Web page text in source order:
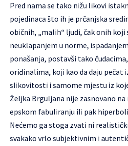
Pred nama se tako nižu likovi
pojedinaca što ih je prčanjska
običnih, „malih“ ljudi, čak onih
neuklapanjem u norme,
ponašanja, postavši tako
oriđinalima, koji kao da daju pečat
slikovitosti i samome mjestu iz
Željka Brguljana nije zasnovano
epskom fabuliranju ili pak
Nećemo ga stoga zvati ni
svakako vrlo subjektivnim i